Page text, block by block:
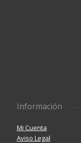
Información
Mi Cuenta
Aviso Legal